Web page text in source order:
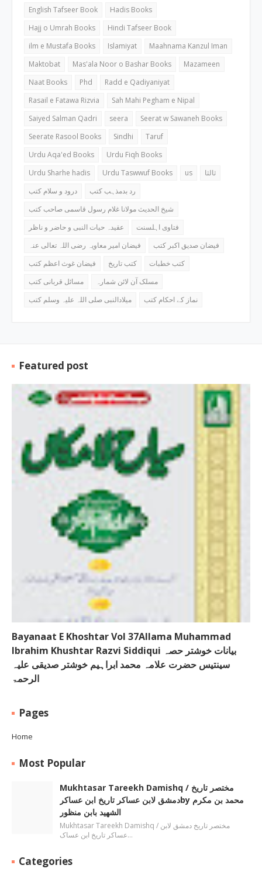
English Tafseer Book
Hadis Books
Hajj o Umrah Books
Hindi Tafseer Book
ilm e Mustafa Books
Islamiyat
Maahnama Kanzul Iman
Maktobat
Mas'ala Noor o Bashar Books
Mazameen
Naat Books
Phd
Radd e Qadiyaniyat
Rasail e Fatawa Rizvia
Sah Mahi Pegham e Nipal
Saiyed Salman Qadri
seera
Seerat w Sawaneh Books
Seerate Rasool Books
Sindhi
Taruf
Urdu Aqa'ed Books
Urdu Fiqh Books
Urdu Sharhe hadis
Urdu Taswwuf Books us
ثالثا
درود و سلام کتب
رد بدمذہب کتب
شیخ الحدیث مولانا غلام رسول قاسمی صاحب کتب
عقیدہ حیات النبی و حاضر و ناظر
فتاوی اہلسنت
فیضان امیر معاویہ رضی اللہ تعالی عنہ
فیضان صدیق اکبر کتب
فیضان غوث اعظم کتب
کتب تاریخ
کتب خطبات
مسائل قربانی کتب
مسلک آن لائن شمارہ
میلادالنبی صلی اللہ علیہ وسلم کتب
نماز کے احکام کتب
Featured post
Bayanaat E Khoshtar Vol 37Allama Muhammad
Ibrahim Khushtar Razvi Siddiqui بیانات خوشتر حصہ
سینتیس حضرت علامہ محمد ابراہیم خوشتر صدیقی علیہ
الرحمۃ
Pages
Home
Most Popular
Mukhtasar Tareekh Damishq ‎/ مختصر تاریخ
دمشق لابن عساکر تاریخ ابن عساکرby ‎محمد بن مکرم
الشھید بابن منظور
Mukhtasar Tareekh Damishq ‎/ مختصر تاریخ دمشق لابن
عساکر تاریخ ابن عساک…
Categories